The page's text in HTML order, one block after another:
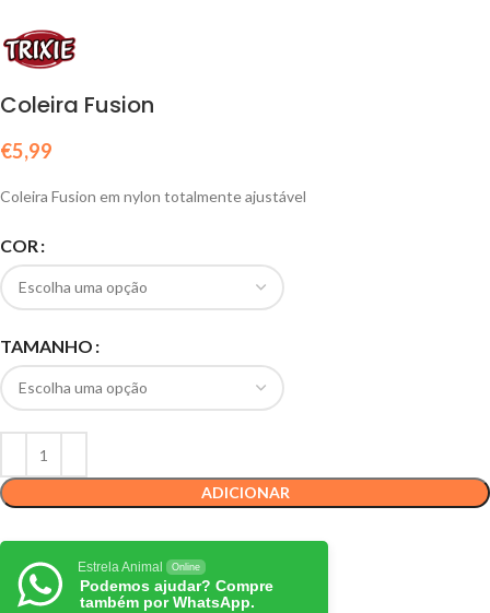
Coleira Fusion
€5,99
Coleira Fusion em nylon totalmente ajustável
COR
TAMANHO
ADICIONAR
Estrela Animal Online
Podemos ajudar? Compre
também por WhatsApp.